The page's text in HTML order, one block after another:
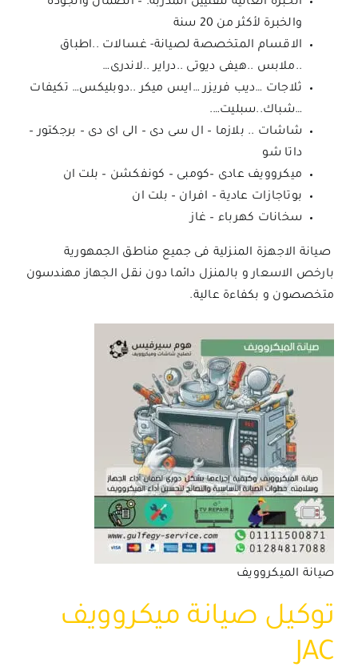
والخبرة لأكثر من 20 سنة
الاقسام المتخصصة لصيانة- غسالات ..اطباق
..ملابس ..هيفى ديوتى ..دراير ..لاندرى…
ثلاجات …ديب فريزر …ايس ميكر ..دوبليكس… تكيفات
…شباك..سبليت….
شاشات .. بلازما – ال سى دى – الى اى دى – برجكتور –
داتا شو
ميكروويف عادى –كومبى – كونفكشن – بلت ان
بوتاجازات عادية – افران – بلت ان
سخانات كهرباء – غاز
صيانة الاجهزة المنزلية فى جميع مناطق الجمهورية
بارخص الاسعار و بالمنزل دائما دون نقل الجهاز مهندسون
متخصصون و بكفاءة عالية.
صيانة الميكروويف
توكيل صيانة ميكروويف
JAC